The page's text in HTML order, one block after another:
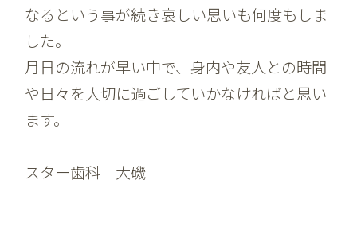
なるという事が続き哀しい思いも何度もしま
した。
月日の流れが早い中で、身内や友人との時間
や日々を大切に過ごしていかなければと思い
ます。
スター歯科 大磯